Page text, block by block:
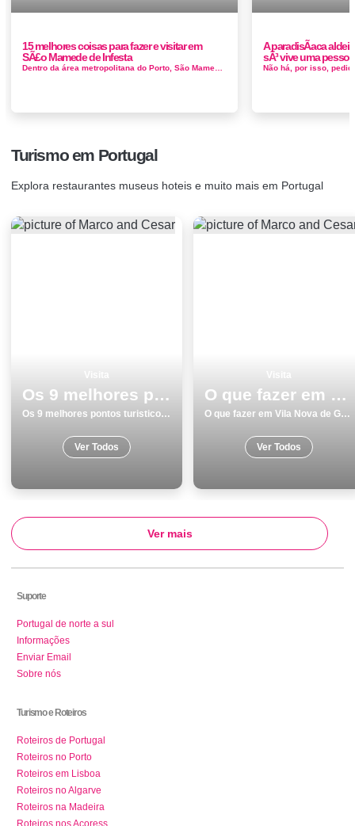
15 melhores coisas para fazer e visitar em
SÃ£o Mamede de Infesta
A paradisÃ­aca
sÃ³ vive uma pessoa
Turismo em Portugal
Explora restaurantes museus hoteis e muito mais em Portugal
Os 9 melhores pontos turisticos para visitar em Ericeira
Os 9 melhores pontos turisticos para visitar em Ericeira
Ver Todos
O que fazer em Vila Nova de Gaia os 7 melhores locais para visitar
O que fazer em Vila Nova de Gaia os 7 melhores locais para visitar
Ver Todos
Ver mais
Suporte
Portugal de norte a sul
Informações
Enviar Email
Sobre nós
Turismo e Roteiros
Roteiros de Portugal
Roteiros no Porto
Roteiros em Lisboa
Roteiros no Algarve
Roteiros na Madeira
Roteiros nos Açoress